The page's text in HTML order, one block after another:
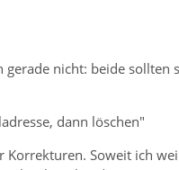
nicht: beide sollten
dann löschen"
Soweit ich